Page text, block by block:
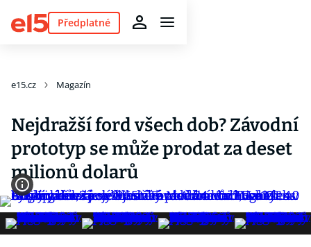
Předplatné
e15.cz Magazín
Nejdražší ford všech dob? Závodní
prototyp se může prodat za deset
milionů dolarů